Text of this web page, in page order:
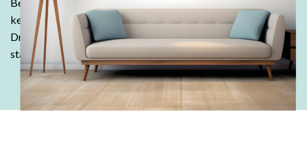
keer kiezen voor de kwaliteit en betaalbaarheid van
DrukDrukDrukker.Laat jouw ideeën tot leven komen - wij
staan voor je klaar!